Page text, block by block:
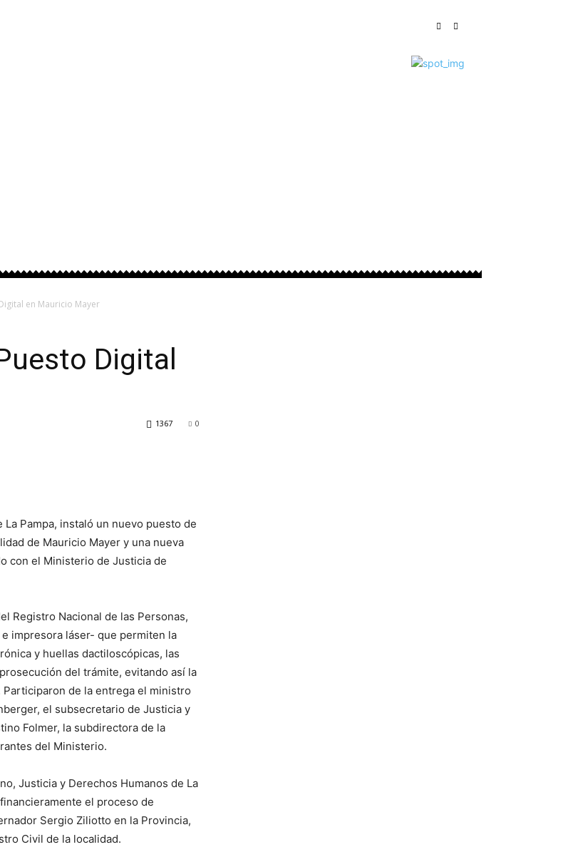
en Mauricio Mayer
Digital
0
1367
Pampa, instaló un nuevo puesto de
de Mauricio Mayer y una nueva
con el Ministerio de Justicia de
Registro Nacional de las Personas,
impresora láser- que permiten la
y huellas dactiloscópicas, las
del trámite, evitando así la
de la entrega el ministro
el subsecretario de Justicia y
Folmer, la subdirectora de la
del Ministerio.
Justicia y Derechos Humanos de La
el proceso de
Sergio Ziliotto en la Provincia,
Civil de la localidad.